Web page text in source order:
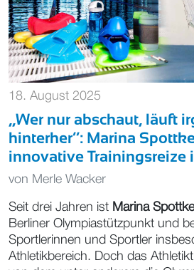
18. August 2025
,,Wer nur abschaut, läuft
hinterher‘‘: Marina
innovative Trainingsreize
von Merle Wacker
Seit drei Jahren ist Marina Spottke
Berliner Olympiastützpunkt und
Sportlerinnen und Sportler
Athletikbereich. Doch das